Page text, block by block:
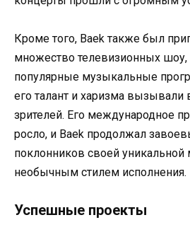
Кроме того, Baek также был
множество телевизионных
популярные музыкальные
его талант и харизма вызывали
зрителей. Его международное
росло, и Baek продолжал
поклонников своей
необычным стилем исполнения.
Успешные проекты